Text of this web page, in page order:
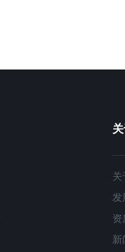
关
发
资
新